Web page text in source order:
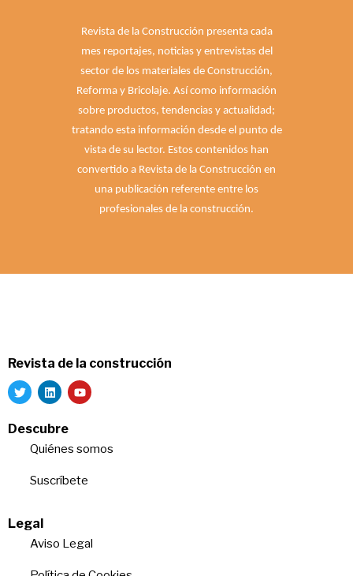
Revista de la Construcción presenta cada
mes reportajes, noticias y entrevistas del
sector de los materiales de Construcción,
Reforma y Bricolaje. Así como información
sobre productos, tendencias y actualidad;
tratando esta información desde el punto de
vista de su lector. Estos contenidos han
convertido a Revista de la Construcción en
una publicación referente entre los
profesionales de la construcción.
Revista de la construcción
Descubre
Quiénes somos
Suscríbete
Legal
Aviso Legal